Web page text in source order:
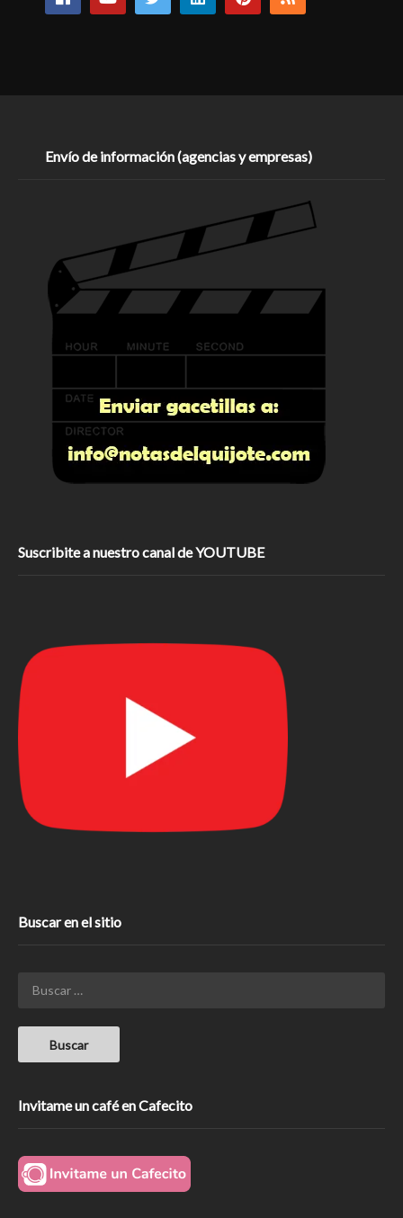
Envío de información (agencias y empresas)
Suscribite a nuestro canal de YOUTUBE
Buscar en el sitio
Invitame un café en Cafecito